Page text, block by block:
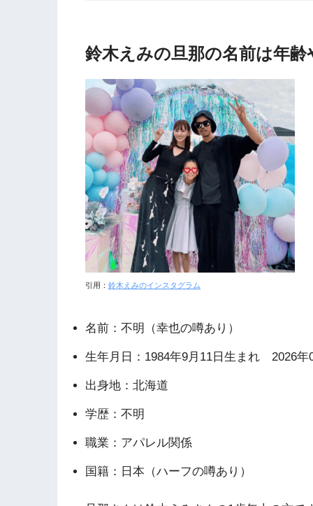
鈴木えみの旦那の名前は年齢
引用： 鈴木えみのインスタグラム
名前：不明（幸也の噂あり）
生年月日：1984年9月11日生まれ 2026年
出身地：北海道
学歴：不明
職業：アパレル関係
国籍：日本（ハーフの噂あり）